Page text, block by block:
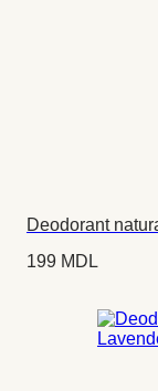
Deodorant
199 MDL